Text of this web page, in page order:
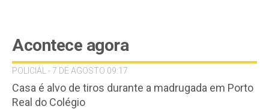
Acontece agora
POLICIAL - 7 DE AGOSTO 09:17
Casa é alvo de tiros durante a madrugada em Porto
Real do Colégio